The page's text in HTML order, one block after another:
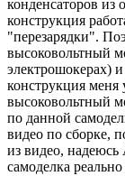
конденсаторов из
конструкция
"перезарядки".
высоковольтный
электрошокерах)
конструкция меня
высоковольтный
по данной
видео по сборке,
из видео, надеюсь
самоделка